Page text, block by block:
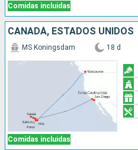
Comidas incluidas
CANADÁ, ESTADOS UNIDOS
Comidas incluidas
MS Koningsdam 18 d